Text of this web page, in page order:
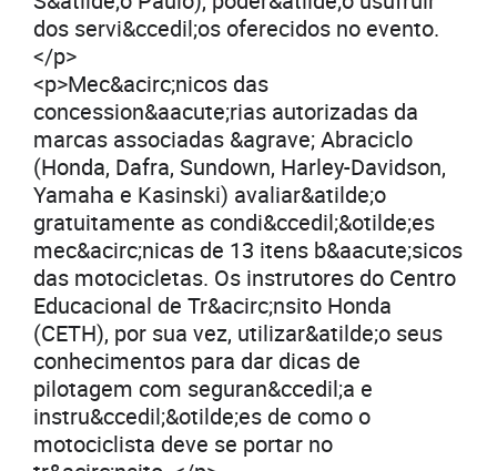
dos servi&ccedil;os oferecidos no evento.
</p>
<p>Mec&acirc;nicos das
concession&aacute;rias autorizadas da
marcas associadas &agrave; Abraciclo
(Honda, Dafra, Sundown, Harley-Davidson,
Yamaha e Kasinski) avaliar&atilde;o
gratuitamente as condi&ccedil;&otilde;es
mec&acirc;nicas de 13 itens b&aacute;sicos
das motocicletas. Os instrutores do Centro
Educacional de Tr&acirc;nsito Honda
(CETH), por sua vez, utilizar&atilde;o seus
conhecimentos para dar dicas de
pilotagem com seguran&ccedil;a e
instru&ccedil;&otilde;es de como o
motociclista deve se portar no